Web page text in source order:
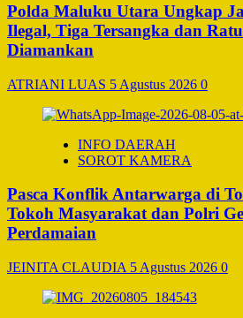
Polda Maluku Utara Ungkap
Ilegal, Tiga Tersangka dan
Diamankan
ATRIANI LUAS 5 Agustus 2026 0
INFO DAERAH
SOROT KAMERA
Pasca Konflik Antarwarga di
Tokoh Masyarakat dan Polri
Perdamaian
JEINITA CLAUDIA 5 Agustus 2026 0